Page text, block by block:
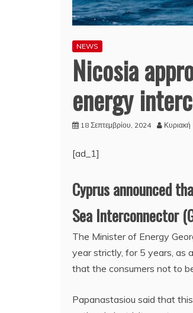
NEWS
Nicosia
energy
18 Σεπτεμβρίου, 2024 Κυριακή
[ad_1]
Cyprus announced
Sea Interconnector
The Minister of Energy
year strictly, for 5 years, as
that the consumers not to
Papanastasiou said that